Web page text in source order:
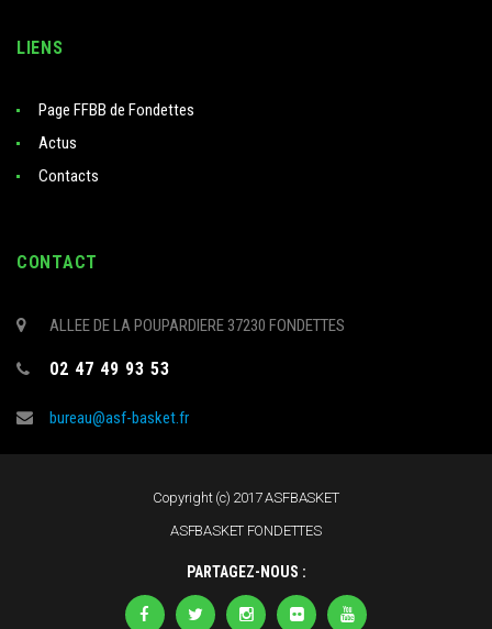
LIENS
Page FFBB de Fondettes
Actus
Contacts
CONTACT
ALLEE DE LA POUPARDIERE 37230 FONDETTES
02 47 49 93 53
bureau@asf-basket.fr
Copyright (c) 2017 ASFBASKET
ASFBASKET FONDETTES
PARTAGEZ-NOUS :